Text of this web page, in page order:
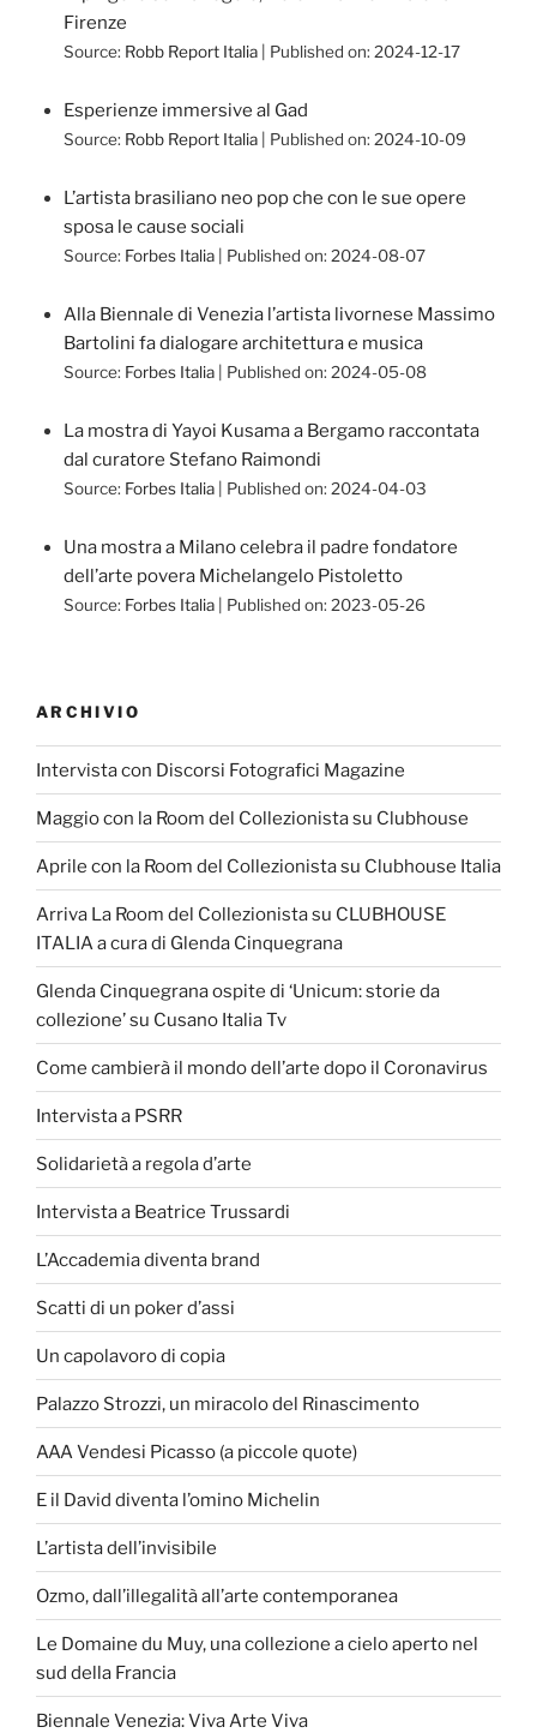
Firenze
Source: Robb Report Italia Published on: 2024-12-17
Esperienze immersive al Gad
Source: Robb Report Italia Published on: 2024-10-09
L’artista brasiliano neo pop che con le sue opere
sposa le cause sociali
Source: Forbes Italia Published on: 2024-08-07
Alla Biennale di Venezia l’artista livornese Massimo
Bartolini fa dialogare architettura e musica
Source: Forbes Italia Published on: 2024-05-08
La mostra di Yayoi Kusama a Bergamo raccontata
dal curatore Stefano Raimondi
Source: Forbes Italia Published on: 2024-04-03
Una mostra a Milano celebra il padre fondatore
dell’arte povera Michelangelo Pistoletto
Source: Forbes Italia Published on: 2023-05-26
ARCHIVIO
Intervista con Discorsi Fotografici Magazine
Maggio con la Room del Collezionista su Clubhouse
Aprile con la Room del Collezionista su Clubhouse Italia
Arriva La Room del Collezionista su CLUBHOUSE
ITALIA a cura di Glenda Cinquegrana
Glenda Cinquegrana ospite di ‘Unicum: storie da
collezione’ su Cusano Italia Tv
Come cambierà il mondo dell’arte dopo il Coronavirus
Intervista a PSRR
Solidarietà a regola d’arte
Intervista a Beatrice Trussardi
L’Accademia diventa brand
Scatti di un poker d’assi
Un capolavoro di copia
Palazzo Strozzi, un miracolo del Rinascimento
AAA Vendesi Picasso (a piccole quote)
E il David diventa l’omino Michelin
L’artista dell’invisibile
Ozmo, dall’illegalità all’arte contemporanea
Le Domaine du Muy, una collezione a cielo aperto nel
sud della Francia
Biennale Venezia: Viva Arte Viva